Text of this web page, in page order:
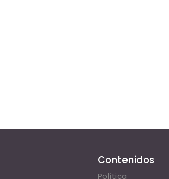
Contenidos
Política